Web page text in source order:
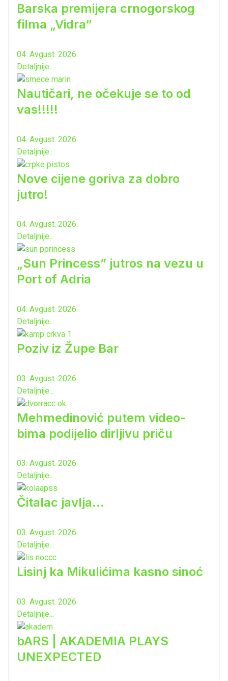
Barska premijera crnogorskog
filma „Vidra“
04. Avgust. 2026.
Detaljnije...
Nautičari, ne očekuje se to od
vas!!!!!
04. Avgust. 2026.
Detaljnije...
Nove cijene goriva za dobro
jutro!
04. Avgust. 2026.
Detaljnije...
„Sun Princess” jutros na vezu u
Port of Adria
04. Avgust. 2026.
Detaljnije...
Poziv iz Župe Bar
03. Avgust. 2026.
Detaljnije...
Mehmedinović putem video-
bima podijelio dirljivu priču
03. Avgust. 2026.
Detaljnije...
Čitalac javlja...
03. Avgust. 2026.
Detaljnije...
Lisinj ka Mikulićima kasno sinoć
03. Avgust. 2026.
Detaljnije...
bARS | AKADEMIA PLAYS
UNEXPECTED